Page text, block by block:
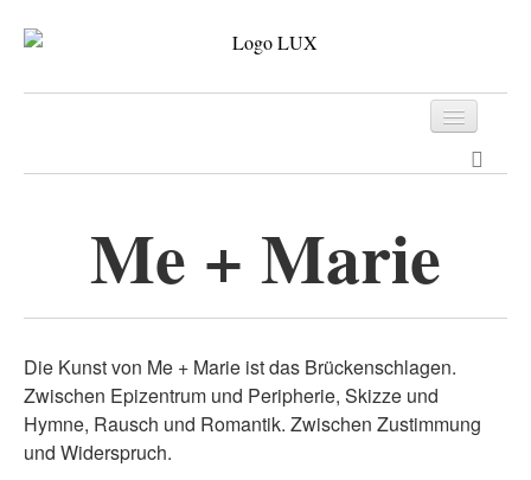
Archiv
Kontakt
Me + Marie
Die Kunst von Me + Marie ist das Brückenschlagen.
Zwischen Epizentrum und Peripherie, Skizze und
Hymne, Rausch und Romantik. Zwischen Zustimmung
und Widerspruch.